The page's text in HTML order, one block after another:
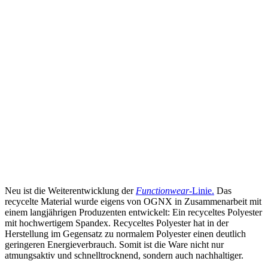
Neu ist die Weiterentwicklung der Functionwear-Linie. Das
recycelte Material wurde eigens von OGNX in Zusammenarbeit mit
einem langjährigen Produzenten entwickelt: Ein recyceltes Polyester
mit hochwertigem Spandex. Recyceltes Polyester hat in der
Herstellung im Gegensatz zu normalem Polyester einen deutlich
geringeren Energieverbrauch. Somit ist die Ware nicht nur
atmungsaktiv und schnelltrocknend, sondern auch nachhaltiger.